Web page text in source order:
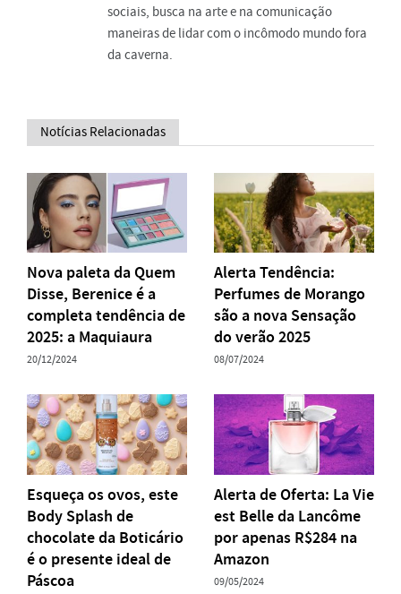
sociais, busca na arte e na comunicação
maneiras de lidar com o incômodo mundo fora
da caverna.
Notícias Relacionadas
Nova paleta da Quem
Disse, Berenice é a
completa tendência de
2025: a Maquiaura
20/12/2024
Alerta Tendência:
Perfumes de Morango
são a nova Sensação
do verão 2025
08/07/2024
Esqueça os ovos, este
Body Splash de
chocolate da Boticário
é o presente ideal de
Páscoa
Alerta de Oferta: La Vie
est Belle da Lancôme
por apenas R$284 na
Amazon
09/05/2024